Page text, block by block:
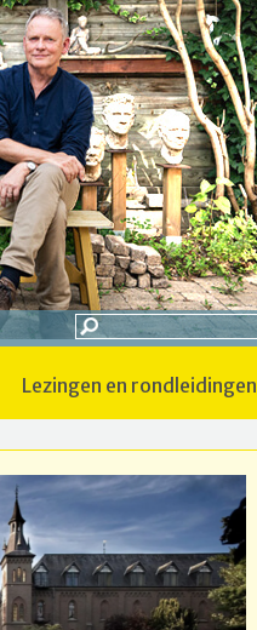
lezingen en rondleidingen